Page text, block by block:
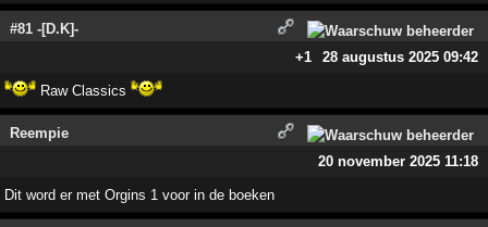
#81 -[D.K]-
+1
28 augustus 2025 09:42
Raw Classics
Reempie
20 november 2025 11:18
Dit word er met Orgins 1 voor in de boeken